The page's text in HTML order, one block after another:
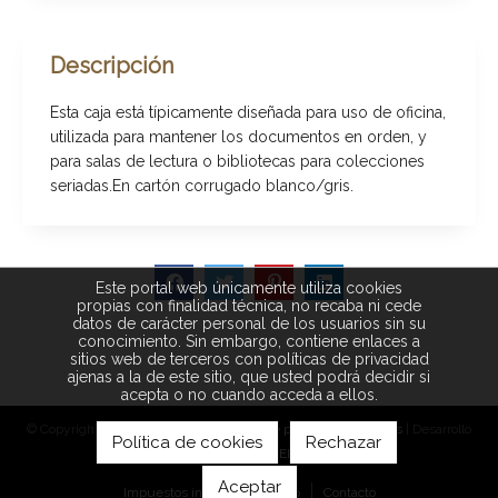
Descripción
Esta caja está típicamente diseñada para uso de oficina,
utilizada para mantener los documentos en orden, y
para salas de lectura o bibliotecas para colecciones
seriadas.En cartón corrugado blanco/gris.
Política de privacidad Cookies
Software DELSOL
Impuestos incluidos Inicio Contacto
Este portal web únicamente utiliza cookies
propias con finalidad técnica, no recaba ni cede
datos de carácter personal de los usuarios sin su
conocimiento. Sin embargo, contiene enlaces a
sitios web de terceros con políticas de privacidad
ajenas a la de este sitio, que usted podrá decidir si
acepta o no cuando acceda a ellos.
Política de cookies Rechazar
Aceptar